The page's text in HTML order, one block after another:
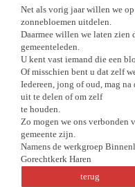
Net als vorig jaar willen we
zonnebloemen uitdelen.
Daarmee willen we laten
gemeenteleden.
U kent vast iemand die een
Of misschien bent u dat zelf
Iedereen, jong of oud, mag
uit te delen of om zelf
te houden.
Zo mogen we ons verbonden
gemeente zijn.
Namens de werkgroep
Gorechtkerk Haren
terug